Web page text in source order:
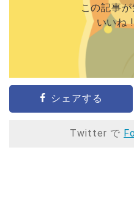
この記事
いいね
シェアする
Twitter で